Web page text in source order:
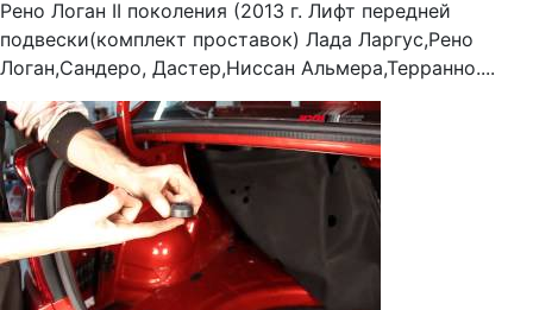
Рено Логан II поколения (2013 г. Лифт передней
подвески(комплект проставок) Лада Ларгус,Рено
Логан,Сандеро, Дастер,Ниссан Альмера,Терранно....